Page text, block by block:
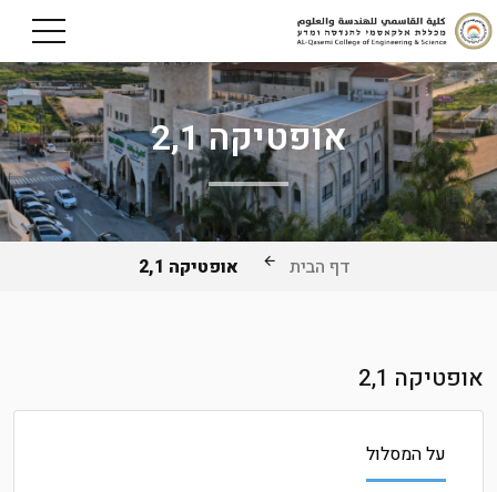
אופטיקה 2,1
דף הבית אופטיקה 2,1
אופטיקה 2,1
על המסלול